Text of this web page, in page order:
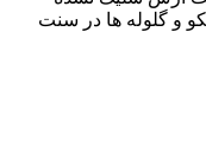
و گلوله ها در سنت